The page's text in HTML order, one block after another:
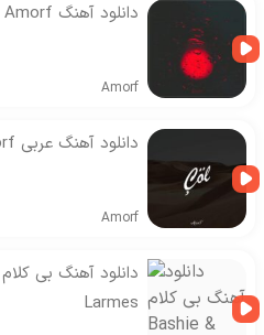
دانلود آهنگ Amorf به نام DAM
Amorf
دانلود آهنگ عربی Amorf به نام Çöl
Amorf
Larmes